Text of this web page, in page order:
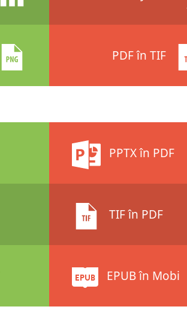
PDF în TIF
PPTX în PDF
TIF în PDF
EPUB în Mobi